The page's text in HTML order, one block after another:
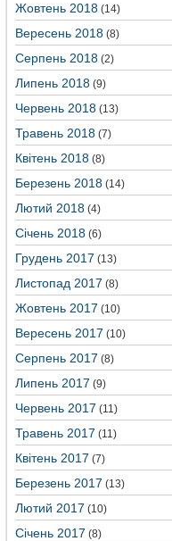
Жовтень 2018 (14)
Вересень 2018 (8)
Серпень 2018 (2)
Липень 2018 (9)
Червень 2018 (13)
Травень 2018 (7)
Квітень 2018 (8)
Березень 2018 (14)
Лютий 2018 (4)
Січень 2018 (6)
Грудень 2017 (13)
Листопад 2017 (8)
Жовтень 2017 (10)
Вересень 2017 (10)
Серпень 2017 (8)
Липень 2017 (9)
Червень 2017 (11)
Травень 2017 (11)
Квітень 2017 (7)
Березень 2017 (13)
Лютий 2017 (10)
Січень 2017 (8)